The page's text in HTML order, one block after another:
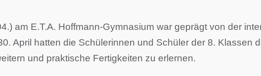
am E.T.A. Hoffmann-Gymnasium war geprägt von der
April hatten die Schülerinnen und Schüler der 8. Klassen
und praktische Fertigkeiten zu erlernen.